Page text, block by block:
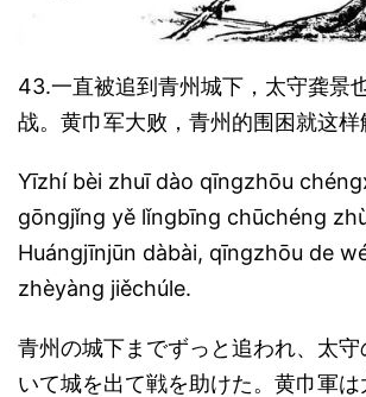
43.一直被追到青州城下，太守龚景
战。黄巾军大败，青州的围困就这样
Yīzhí bèi zhuī dào qīngzhōu
gōngjǐng yě lǐngbīng chūchéng
Huángjīnjūn dàbài, qīngzhōu de
zhèyàng jiěchúle.
青州の城下までずっと追われ、太
いて城を出て戦を助けた。黄巾軍